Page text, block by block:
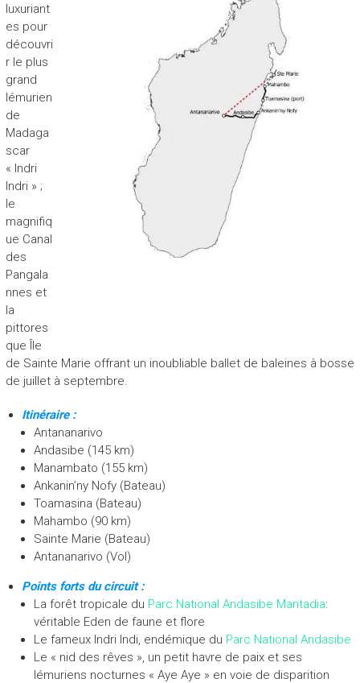
v
o
y
a
g
e
n
o
u
v
l
h
o
r
n
n
o
v
e
l
l
e
i
n
s
p
r
a
i
o
luxuriant
es pour
découvri
r le plus
grand
lémurien
de
Madaga
scar
« Indri
Indri » ;
le
magnifiq
ue Canal
des
Pangala
nnes et
la
pittores
que Île
de Sainte Marie offrant un inoubliable ballet de baleines à bosse
de juillet à septembre.
Itinéraire :
Antananarivo
Andasibe (145 km)
Manambato (155 km)
Ankanin’ny Nofy (Bateau)
Toamasina (Bateau)
Mahambo (90 km)
Sainte Marie (Bateau)
Antananarivo (Vol)
Points forts du circuit :
La forêt tropicale du Parc National Andasibe Mantadia:
véritable Eden de faune et flore
Le fameux Indri Indi, endémique du Parc National Andasibe
Le « nid des rêves », un petit havre de paix et ses
lémuriens nocturnes « Aye Aye » en voie de disparition